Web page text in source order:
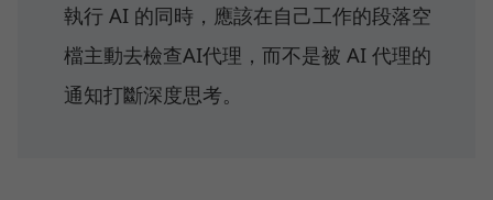
執行 AI 的同時，應該在自己工作的段落空
檔主動去檢查AI代理，而不是被 AI 代理的
通知打斷深度思考。